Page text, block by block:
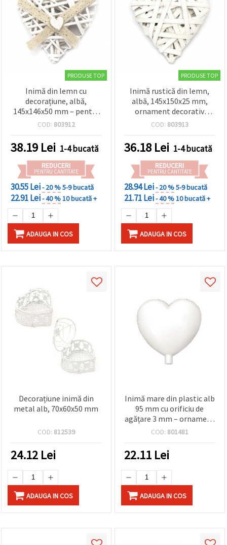
PRODUSE TOP
Inimă din lemn cu
decorațiune, albă,
145x146x50 mm – pentru
hobby și DIY
COD: 803912
38.19 Lei 1-4 bucată
REDUCERI
PENTRU CANTITATE
30.55 Lei- 20 %5-9 bucată
22.91 Lei- 40 %10 bucată +
ADAUGA IN COS
PRODUSE TOP
Inimă rustică din lemn,
albă, 145x150x25 mm,
ornament decorativ
pentru DIY și handmade
COD: 803913
36.18 Lei 1-4 bucată
REDUCERI
PENTRU CANTITATE
28.94 Lei- 20 %5-9 bucată
21.71 Lei- 40 %10 bucată +
ADAUGA IN COS
Decorațiune inimă din
metal alb, 70x60x50 mm
COD: 812539
24.12 Lei
ADAUGA IN COS
Inimă mare din plastic alb
95 mm cu orificiu de
agățare 3 mm – ornament
blank pentru craft DIY,
Îndrăgostiților
COD: 801481
22.11 Lei
ADAUGA IN COS